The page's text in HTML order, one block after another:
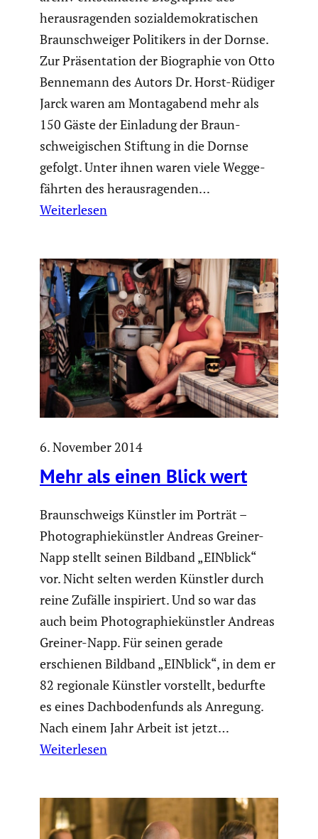
heraus­ra­genden sozial­de­mo­kra­ti­schen
Braun­schweiger Politi­kers in der Dornse.
Zur Präsen­ta­tion der Biogra­phie von Otto
Bennemann des Autors Dr. Horst-Rüdiger
Jarck waren am Montag­abend mehr als
150 Gäste der Einladung der Braun­
schwei­gi­schen Stiftung in die Dornse
gefolgt. Unter ihnen waren viele Wegge­
fährten des heraus­ra­genden…
Weiterlesen
6. November 2014
Mehr als einen Blick wert
Braun­schweigs Künstler im Porträt –
Photo­gra­phie­künstler Andreas Greiner-
Napp stellt seinen Bildband „EINblick“
vor. Nicht selten werden Künstler durch
reine Zufälle inspi­riert. Und so war das
auch beim Photo­gra­phie­künstler Andreas
Greiner-Napp. Für seinen gerade
erschienen Bildband „EINblick“, in dem er
82 regionale Künstler vorstellt, bedurfte
es eines Dachbo­den­funds als Anregung.
Nach einem Jahr Arbeit ist jetzt…
Weiterlesen